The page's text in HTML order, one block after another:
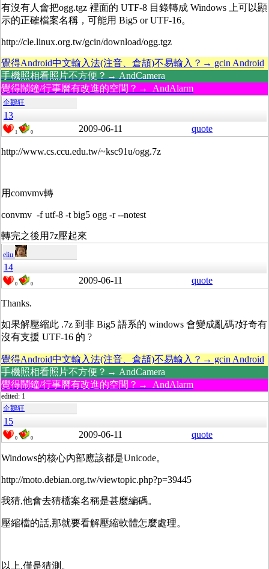
有沒有人會把ogg.tgz 裡面的 UTF-8 目錄轉成 Windows 上可以顯
示的正確檔案名稱，可能用 Big5 or UTF-16。
http://cle.linux.org.tw/gcin/download/ogg.tgz
覺得Android中文輸入法(注音、倉頡)不易輸入？→ gcin Android
手機照相看照片不方便？→ AndCamera
覺得鬧鐘/行事曆有改進的空間？→ AndAlarm
企鵝狂
13
1 0 2009-06-11 quote
http://www.cs.ccu.edu.tw/~ksc91u/ogg.7z
用comvmv轉
convmv -f utf-8 -t big5 ogg -r --notest
轉完之後用7z壓起來
eliu
14
0 0 2009-06-11 quote
Thanks.
如果解壓縮此 .7z 到非 Big5 語系的 windows 會變成亂碼?好奇有
沒有支援 UTF-16 的 ?
覺得Android中文輸入法(注音、倉頡)不易輸入？→ gcin Android
手機照相看照片不方便？→ AndCamera
覺得鬧鐘/行事曆有改進的空間？→ AndAlarm
edited: 1
企鵝狂
15
0 0 2009-06-11 quote
Windows的核心內部應該都是Unicode。
http://moto.debian.org.tw/viewtopic.php?p=39445
我猜,他會去猜檔案名稱是甚麼編碼。
壓縮檔的話,那就要看解壓縮軟體怎麼處理。
以上,僅是猜測。